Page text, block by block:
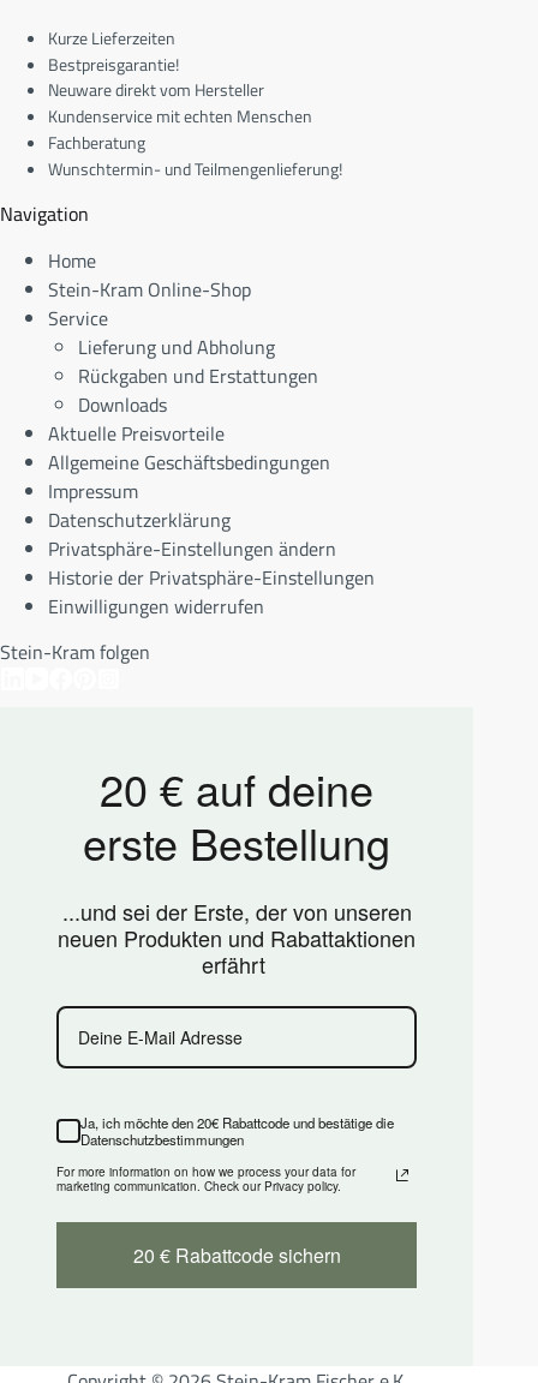
Kurze Lieferzeiten
Bestpreisgarantie!
Neuware direkt vom Hersteller
Kundenservice mit echten Menschen
Fachberatung
Wunschtermin- und Teilmengenlieferung!
Navigation
Home
Stein-Kram Online-Shop
Service
Lieferung und Abholung
Rückgaben und Erstattungen
Downloads
Aktuelle Preisvorteile
Allgemeine Geschäftsbedingungen
Impressum
Datenschutzerklärung
Privatsphäre-Einstellungen ändern
Historie der Privatsphäre-Einstellungen
Einwilligungen widerrufen
Stein-Kram folgen
20 € auf deine
erste Bestellung
...und sei der Erste, der von unseren
neuen Produkten und Rabattaktionen
erfährt
Ja, ich möchte den 20€ Rabattcode und bestätige die
Datenschutzbestimmungen
For more information on how we process your data for
marketing communication. Check our Privacy policy.
20 € Rabattcode sichern